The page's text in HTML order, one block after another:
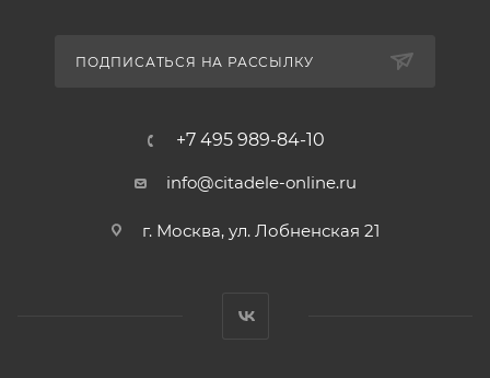
ПОДПИСАТЬСЯ НА РАССЫЛКУ
+7 495 989-84-10
info@citadele-online.ru
г. Москва, ул. Лобненская 21